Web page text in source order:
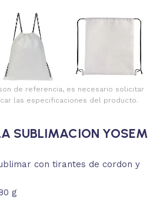
de referencia, es necesario solicitar
las especificaciones del producto.
SUBLIMACION YOSEM
con tirantes de cordon y
g